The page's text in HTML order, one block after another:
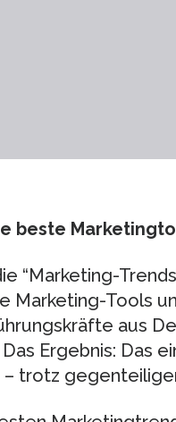
beste
“Marketing-
Marketing-Tools
aus
Ergebnis: Das
trotz